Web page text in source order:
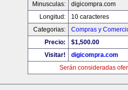
Minusculas:
digicompra.com
Longitud:
10 caracteres
Categorias:
Compras y
Precio:
$1,500.00
Visitar!
digicompra.com
Serán consideradas